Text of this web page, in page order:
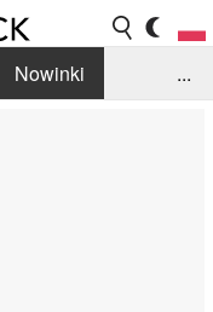
Nowinki
...